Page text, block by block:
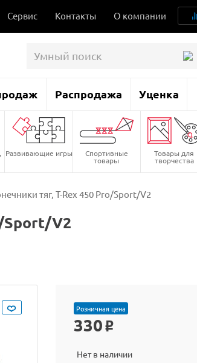
Сервис Контакты О компании
Распродажа Уценка
Развивающие игры Спортивные
товары
Товары для
творчества
тяг, T-Rex 450 Pro/Sport/V2
Sport/V2
Розничная цена
330 o
Нет в наличии